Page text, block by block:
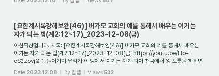
[요한계시록강해보완(46)] 버가모 교회의 예를 통해서 배우는 이기는
자가 되는 법(계2:12~17)_2023-12-08(금)
아침묵상입니다. 제목: [요한계시록강해보완(46)] 버가모 교회의 예를 통해서 배우는
이기는 자가 되는 법(계2:12~17)_2023-12-08(금) https://youtu.be/Hp-
cS2zpvjQ 1. 들어가며 우리가 이 땅에서 이기는 자가 되어 천국에서 왕 노릇을 하려면
어떻게 해야 하...
Date 2023.12.08 By갈렙 Views 532